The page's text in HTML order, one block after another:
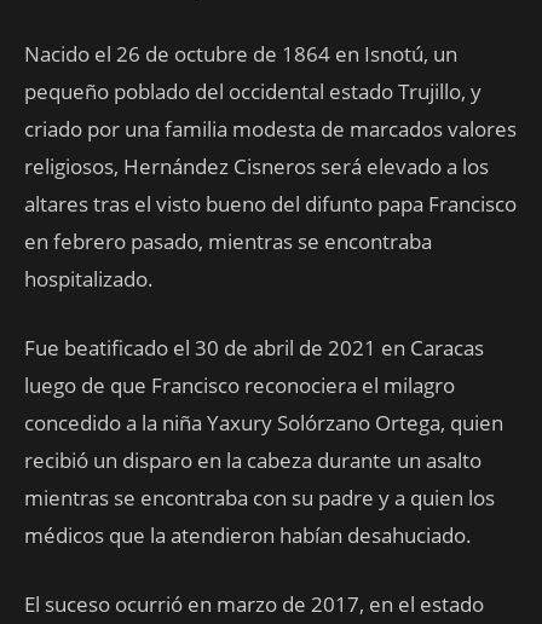
Nacido el 26 de octubre de 1864 en Isnotú, un
pequeño poblado del occidental estado Trujillo, y
criado por una familia modesta de marcados valores
religiosos, Hernández Cisneros será elevado a los
altares tras el visto bueno del difunto papa Francisco
en febrero pasado, mientras se encontraba
hospitalizado.
Fue beatificado el 30 de abril de 2021 en Caracas
luego de que Francisco reconociera el milagro
concedido a la niña Yaxury Solórzano Ortega, quien
recibió un disparo en la cabeza durante un asalto
mientras se encontraba con su padre y a quien los
médicos que la atendieron habían desahuciado.
El suceso ocurrió en marzo de 2017, en el estado